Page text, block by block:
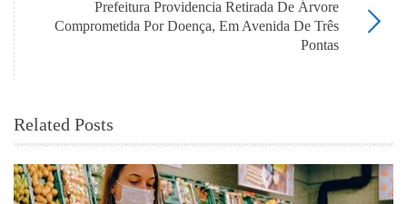
Prefeitura Providencia Retirada De Árvore
Comprometida Por Doença, Em Avenida De Três
Pontas
Related Posts